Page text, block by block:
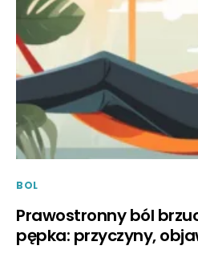
BOL
Prawostronny ból
pępka: przyczyny,